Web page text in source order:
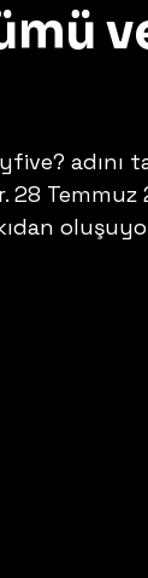
adını
28 Temmuz